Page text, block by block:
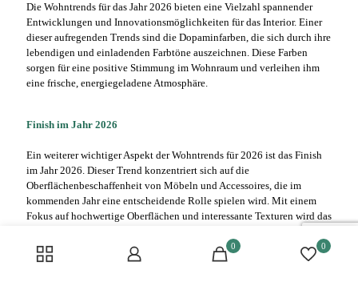
Die Wohntrends für das Jahr 2026 bieten eine Vielzahl spannender
Entwicklungen und Innovationsmöglichkeiten für das Interior. Einer
dieser aufregenden Trends sind die Dopaminfarben, die sich durch ihre
lebendigen und einladenden Farbtöne auszeichnen. Diese Farben
sorgen für eine positive Stimmung im Wohnraum und verleihen ihm
eine frische, energiegeladene Atmosphäre.
Finish im Jahr 2026
Ein weiterer wichtiger Aspekt der Wohntrends für 2026 ist das Finish
im Jahr 2026. Dieser Trend konzentriert sich auf die
Oberflächenbeschaffenheit von Möbeln und Accessoires, die im
kommenden Jahr eine entscheidende Rolle spielen wird. Mit einem
Fokus auf hochwertige Oberflächen und interessante Texturen wird das
0 0